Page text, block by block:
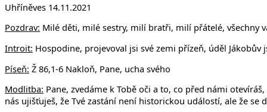
Uhříněves 14.11.2021
Pozdrav: Milé děti, milé sestry, milí bratři, milí přátelé, všechny
Introit: Hospodine, projevoval jsi své zemi přízeň, úděl
Píseň: Ž 86,1-6 Nakloň, Pane, ucha svého
Modlitba: Pane, zvedáme k Tobě oči a to, co před námi
nás ujišťuješ, že Tvé zastání není historickou událostí, ale že se